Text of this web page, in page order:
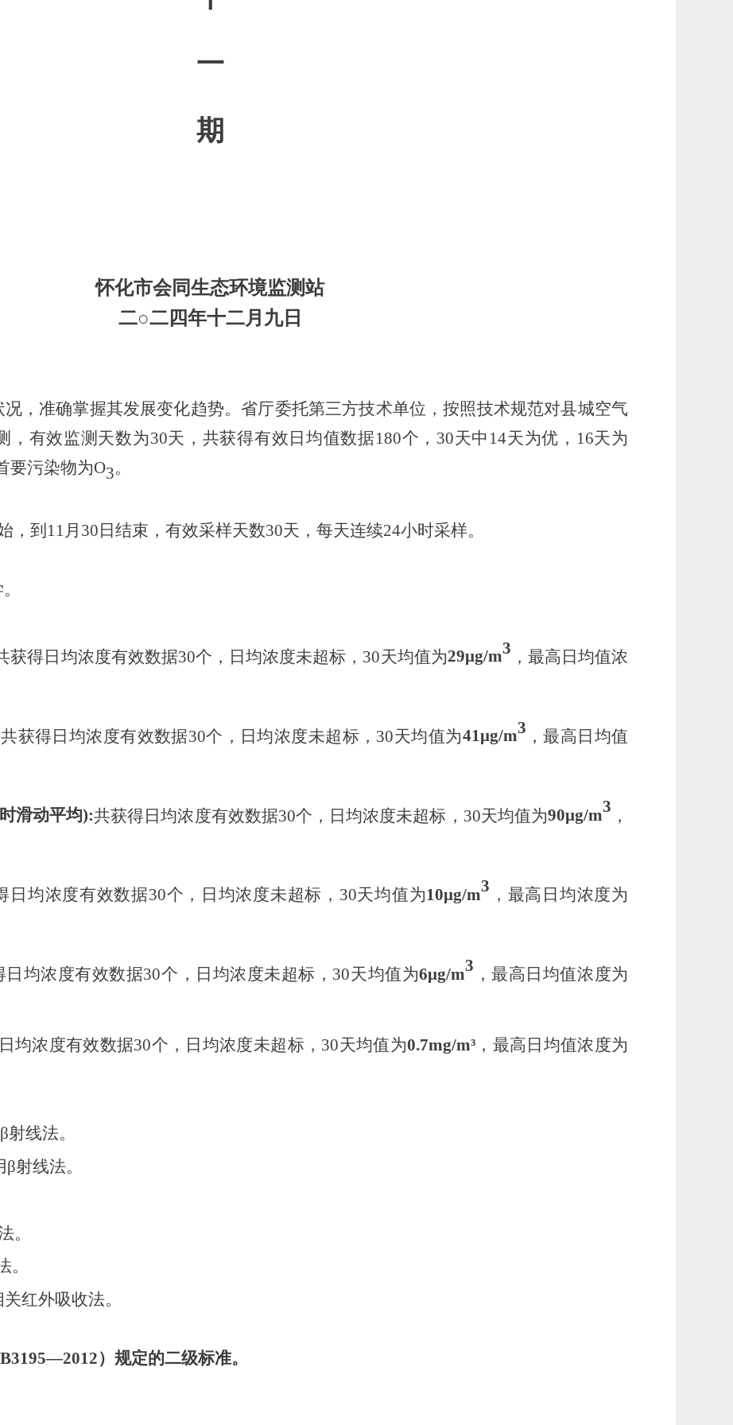
一
期
怀化市会同生态环境监测站
二○二四年十二月 九日
，准确掌握其发展变化趋势。省厅委托第三方技术单位，按照技术规范对县城空气
，有效监测天数为30天 ，共获得有效日均值数据180个， 30天中 14天为优， 16天为
要污染物为O3。
，到 11月 30日 结束，有效采样天数30天 ，每天连续24小时采样。
。
获得日均浓度有效数据30个 ，日均浓度未超标 ， 30天均值为29μg/m3 ，最高日均值浓
共获得日均浓度有效数据30个 ，日均浓度未超标， 30天均值为41μg/m3 ，最高日均值
滑动平均):共获得日均浓度有效数据30个 ，日均浓度未超标， 30天均值为90μg/m3 ，
日均浓度有效数据30个 ，日均浓度未超标， 30天均值为10μg/m3 ，最高日均浓度为
日均浓度有效数据30个 ，日均浓度未超标， 30天均值为6μg/m3 ，最高日均值浓度为
均浓度有效数据30个 ，日均浓度未超标， 30天均值为0.7mg/m³，最高日均值浓度为
β射线法。
β射线法。
。
。
红外吸收法。
）规定的二级标准。